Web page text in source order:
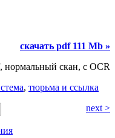
скачать pdf 111 Mb »
нормальный скан, с OCR
, тюрьма и ссылка
next >